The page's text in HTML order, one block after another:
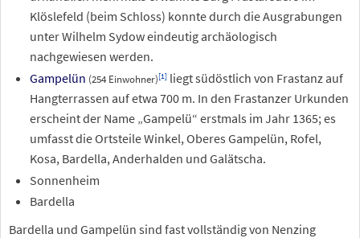
Klöslefeld (beim Schloss) konnte durch die Ausgrabungen
unter Wilhelm Sydow eindeutig archäologisch
nachgewiesen werden.
Gampelün (254 Einwohner)[1]liegt südöstlich von Frastanz auf
Hangterrassen auf etwa 700 m. In den Frastanzer Urkunden
erscheint der Name „Gampelü“ erstmals im Jahr 1365; es
umfasst die Ortsteile Winkel, Oberes Gampelün, Rofel,
Kosa, Bardella, Anderhalden und Galätscha.
Sonnenheim
Bardella
Bardella und Gampelün sind fast vollständig von Nenzing